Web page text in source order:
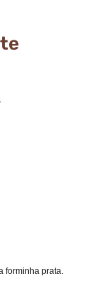
forminha prata.